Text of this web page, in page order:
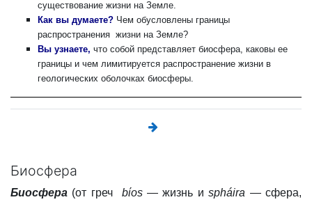
существование жизни на Земле.
Как вы думаете? Чем обусловлены границы
распространения жизни на Земле?
Вы узнаете,что собой представляет биосфера, каковы ее
границы и чем лимитируется распространение жизни в
геологических оболочках биосферы.
Биосфера
Биосфера (от греч bίos— жизнь иspháira — сфера,